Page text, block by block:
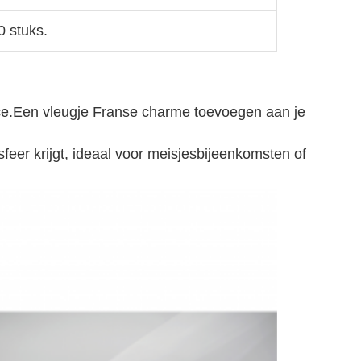
stuks.
vleugje Franse charme toevoegen aan je
krijgt, ideaal voor meisjesbijeenkomsten of